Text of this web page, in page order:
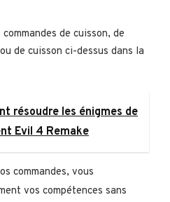
de cuisson, de
de cuisson ci-dessus dans la
résoudre les énigmes de
Evil 4 Remake
commandes, vous
vos compétences sans